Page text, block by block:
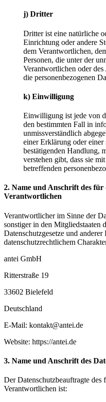
j) Dritter
Dritter ist eine natürliche
Einrichtung oder andere
dem Verantwortlichen,
Personen, die unter der
Verantwortlichen oder
die personenbezogenen
k) Einwilligung
Einwilligung ist jede von
den bestimmten Fall in
unmissverständlich
einer Erklärung oder einer
bestätigenden Handlung,
verstehen gibt, dass sie
betreffenden
2. Name und Anschrift des
Verantwortlichen
Verantwortlicher im Sinne der
sonstiger in den Mitgliedstaaten
Datenschutzgesetze und
datenschutzrechtlichem
antei GmbH
Ritterstraße 19
33602 Bielefeld
Deutschland
E-Mail: kontakt@antei.de
Website: https://antei.de
3. Name und Anschrift des
Der Datenschutzbeauftragte des
Verantwortlichen ist: